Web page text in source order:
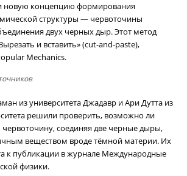
новую концепцию формирования
структуры — червоточины
двух черных дыр. Этот метод
и вставить» (cut-and-paste),
Mechanics.
из университета Джадавр и Ари Дутта из
решили проверить, возможно ли
червоточину, соединяя две черные дыры,
веществом вроде тёмной материи. Их
к публикации в журнале Международные
физики.